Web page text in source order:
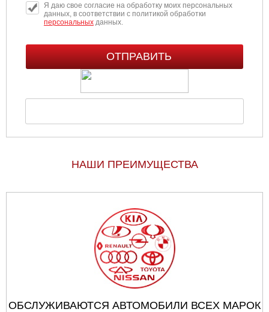
Я даю свое согласие на обработку моих персональных
данных, в соответствии с политикой обработки
персональныхданных.
НАШИ ПРЕИМУЩЕСТВА
ОБСЛУЖИВАЮТСЯ АВТОМОБИЛИ ВСЕХ МАРОК